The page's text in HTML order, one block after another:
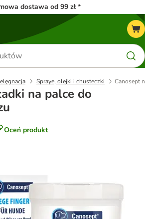
dostawa od 99 zł *
Spraye, olejki i chusteczki Canosept
na palce do
Oceń produkt